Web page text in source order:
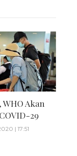
Akan
29
| 17:51